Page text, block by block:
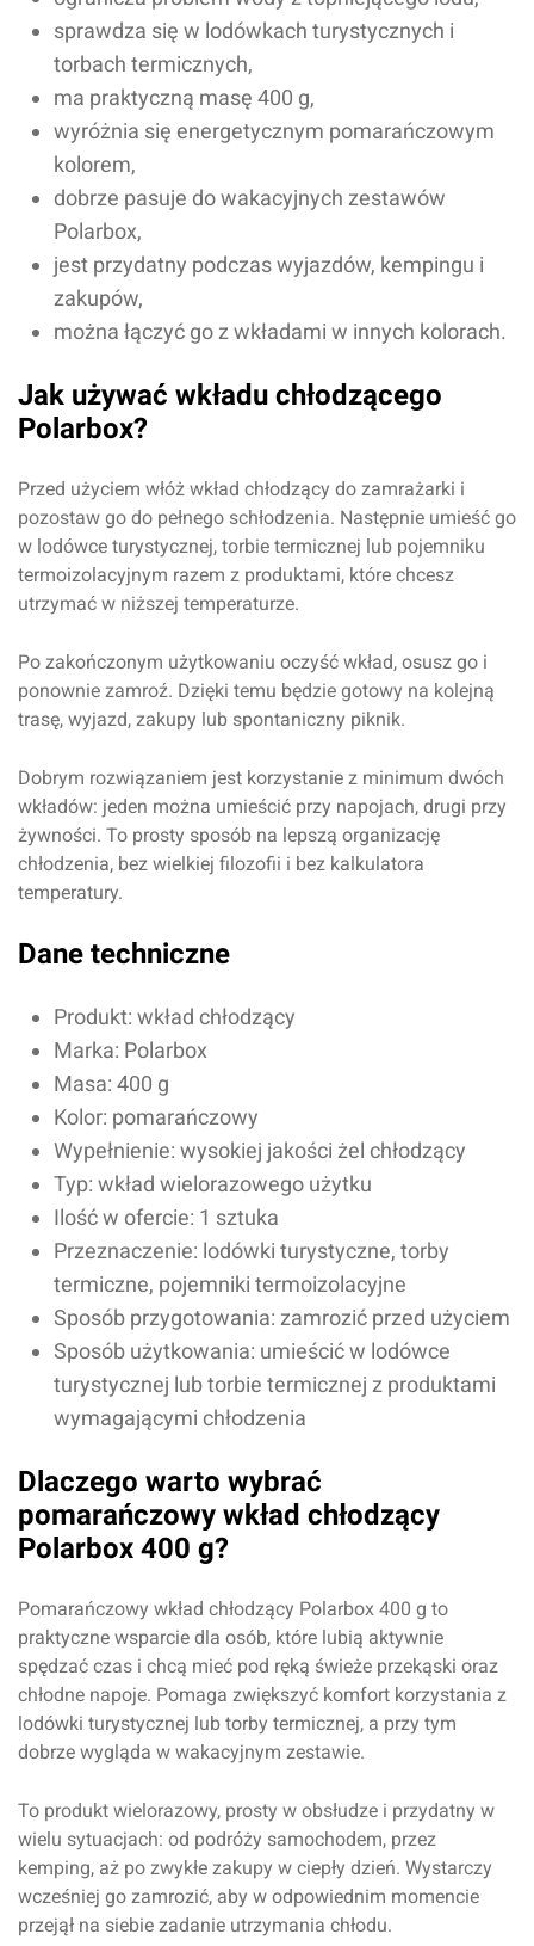
sprawdza się w lodówkach turystycznych i
torbach termicznych,
ma praktyczną masę 400 g,
wyróżnia się energetycznym pomarańczowym
kolorem,
dobrze pasuje do wakacyjnych zestawów
Polarbox,
jest przydatny podczas wyjazdów, kempingu i
zakupów,
można łączyć go z wkładami w innych kolorach.
Jak używać wkładu chłodzącego
Polarbox?
Przed użyciem włóż wkład chłodzący do zamrażarki i
pozostaw go do pełnego schłodzenia. Następnie umieść go
w lodówce turystycznej, torbie termicznej lub pojemniku
termoizolacyjnym razem z produktami, które chcesz
utrzymać w niższej temperaturze.
Po zakończonym użytkowaniu oczyść wkład, osusz go i
ponownie zamroź. Dzięki temu będzie gotowy na kolejną
trasę, wyjazd, zakupy lub spontaniczny piknik.
Dobrym rozwiązaniem jest korzystanie z minimum dwóch
wkładów: jeden można umieścić przy napojach, drugi przy
żywności. To prosty sposób na lepszą organizację
chłodzenia, bez wielkiej filozofii i bez kalkulatora
temperatury.
Dane techniczne
Produkt: wkład chłodzący
Marka: Polarbox
Masa: 400 g
Kolor: pomarańczowy
Wypełnienie: wysokiej jakości żel chłodzący
Typ: wkład wielorazowego użytku
Ilość w ofercie: 1 sztuka
Przeznaczenie: lodówki turystyczne, torby
termiczne, pojemniki termoizolacyjne
Sposób przygotowania: zamrozić przed użyciem
Sposób użytkowania: umieścić w lodówce
turystycznej lub torbie termicznej z produktami
wymagającymi chłodzenia
Dlaczego warto wybrać
pomarańczowy wkład chłodzący
Polarbox 400 g?
Pomarańczowy wkład chłodzący Polarbox 400 g to
praktyczne wsparcie dla osób, które lubią aktywnie
spędzać czas i chcą mieć pod ręką świeże przekąski oraz
chłodne napoje. Pomaga zwiększyć komfort korzystania z
lodówki turystycznej lub torby termicznej, a przy tym
dobrze wygląda w wakacyjnym zestawie.
To produkt wielorazowy, prosty w obsłudze i przydatny w
wielu sytuacjach: od podróży samochodem, przez
kemping, aż po zwykłe zakupy w ciepły dzień. Wystarczy
wcześniej go zamrozić, aby w odpowiednim momencie
przejął na siebie zadanie utrzymania chłodu.
Imię i nazwisko*
Komentarz*
Anuluj